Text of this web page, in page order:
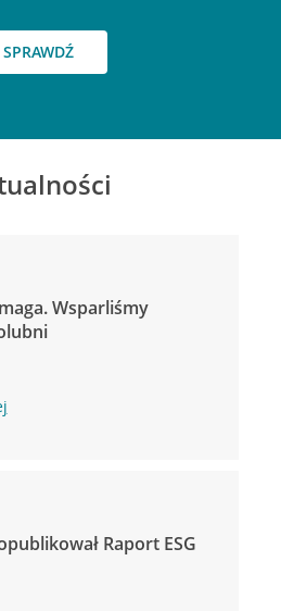
SPRAWDŹ
Wsparliśmy
Raport ESG